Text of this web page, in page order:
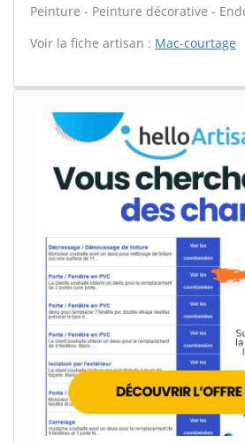
Peinture - Peinture décorative -
Voir la fiche artisan : Mac-courtage